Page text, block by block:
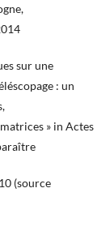
sur une
: un
» in Actes
(source